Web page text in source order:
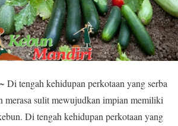
Di tengah kehidupan perkotaan yang serba
merasa sulit mewujudkan impian memiliki
Di tengah kehidupan perkotaan yang